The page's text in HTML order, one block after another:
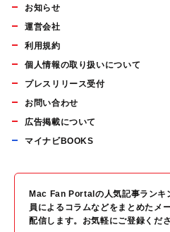
お知らせ
運営会社
利用規約
個人情報の取り扱いについて
プレスリリース受付
お問い合わせ
広告掲載について
マイナビBOOKS
Mac Fan Portalの人気記事ランキ
員によるコラムなどをまとめたメ
配信します。お気軽にご登録くださ